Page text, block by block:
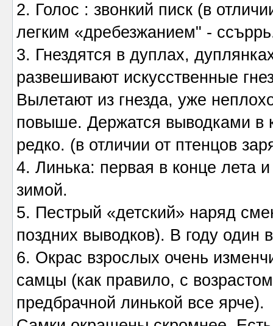
2. Голос : звонкий писк (в
легким «дребезжанием" -
3. Гнездятся в дуплах,
развешивают искусственные
Вылетают из гнезда, уже
повыше. Держатся выводками в
редко. (в отличии от птенцов
4. Линька: первая в конце лета
зимой.
5. Пестрый «детский» наряд
поздних выводков). В году один
6. Окрас взрослых очень
самцы (как правило, с
предбрачной линькой все ярче).